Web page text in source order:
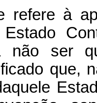
refere à
não ser
que,